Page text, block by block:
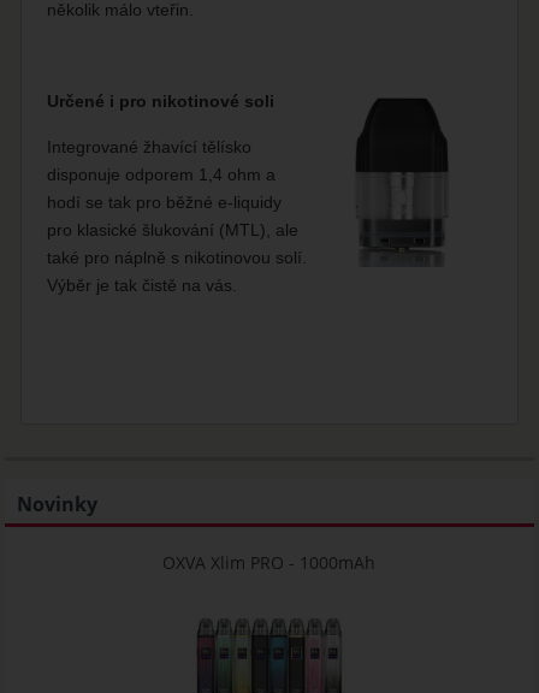
několik málo vteřin.
Určené i pro nikotinové soli
Integrované žhavící tělísko
disponuje odporem 1,4 ohm a
hodí se tak pro běžné e-liquidy
pro klasické šlukování (MTL), ale
také pro náplně s nikotinovou solí.
Výběr je tak čistě na vás.
Novinky
OXVA Xlim PRO - 1000mAh